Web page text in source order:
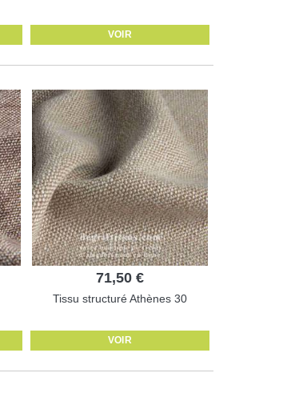
VOIR
71,50 €
Tissu structuré Athènes 30
VOIR